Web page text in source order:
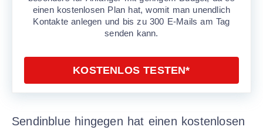
einen kostenlosen Plan hat, womit man unendlich
Kontakte anlegen und bis zu 300 E-Mails am Tag
senden kann.
KOSTENLOS TESTEN*
Sendinblue hingegen hat einen kostenlosen